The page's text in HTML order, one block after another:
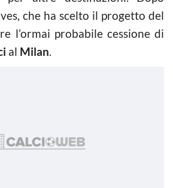
che ha scelto il progetto del
l’ormai probabile cessione di
al Milan.